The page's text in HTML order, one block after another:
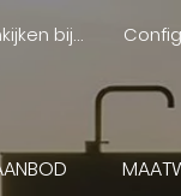
bij…